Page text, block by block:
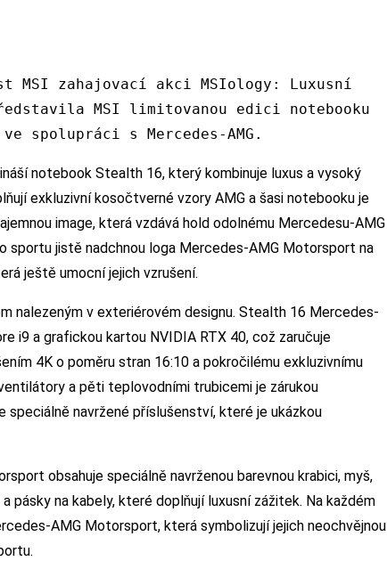
MSI zahajovací akci MSIology: Luxusní
MSI limitovanou edici notebooku
spolupráci s Mercedes-AMG.
notebook Stealth 16, který kombinuje luxus a vysoký
exkluzivní kosočtverné vzory AMG a šasi notebooku je
image, která vzdává hold odolnému Mercedesu-AMG
sportu jistě nadchnou loga Mercedes-AMG Motorsport na
ještě umocní jejich vzrušení.
nalezeným v exteriérovém designu. Stealth 16 Mercedes-
i9 a grafickou kartou NVIDIA RTX 40, což zaručuje
4K o poměru stran 16:10 a pokročilému exkluzivnímu
a pěti teplovodními trubicemi je zárukou
speciálně navržené příslušenství, které je ukázkou
obsahuje speciálně navrženou barevnou krabici, myš,
pásky na kabely, které doplňují luxusní zážitek. Na každém
AMG Motorsport, která symbolizují jejich neochvějnou